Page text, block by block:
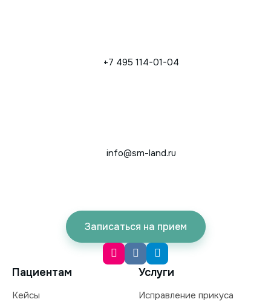
+7 495 114-01-04
info@sm-land.ru
Записаться на прием
Пациентам
Кейсы
Услуги
Исправление прикуса